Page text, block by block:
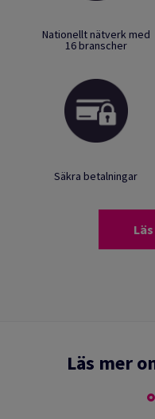
Nationellt nätverk med
16 branscher
Säkra betalningar
Läs mer